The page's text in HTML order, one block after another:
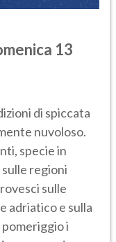
13
di spiccata
nuvoloso.
specie in
regioni
sulle
adriatico e sulla
i